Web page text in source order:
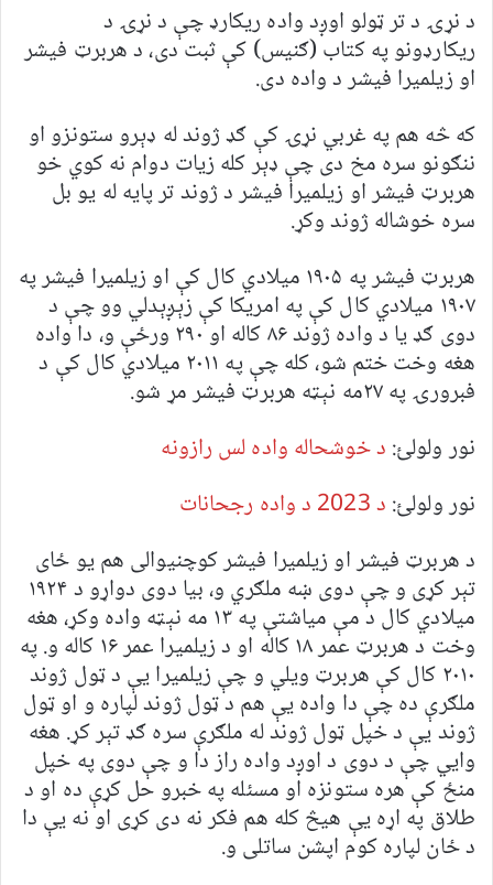
د نړۍ د تر ټولو اوږد واده ريکارډ چې د نړۍ د
ریکارډونو په کتاب (ګنیس) کې ثبت دی، د هربرټ فیشر
او زیلمیرا فیشر د واده دی.
که څه هم په غربي نړۍ کې ګډ ژوند له ډېرو ستونزو او
ننګونو سره مخ دی چې ډېر کله زيات دوام نه کوي خو
هربرټ فيشر او زيلميرا فيشر د ژوند تر پايه له يو بل
سره خوشاله ژوند وکړ.
هربرټ فيشر په ۱۹۰۵ ميلادي کال کې او زیلمیرا فيشر په
۱۹۰۷ ميلادي کال کې په امریکا کې زېږېدلي وو چې د
دوی ګډ یا د واده ژوند ۸۶ کاله او ۲۹۰ ورځې و، دا واده
هغه وخت ختم شو، کله چې په ۲۰۱۱ ميلادي کال کې د
فبرورۍ په ۲۷مه نېټه هربرټ فیشر مړ شو.
نور ولولئ: د خوشحاله واده لس رازونه
نور ولولئ: د 2023 د واده رجحانات
د هربرټ فيشر او زیلمیرا فيشر کوچنیوالی هم یو ځای
تېر کړی و چې دوی ښه ملګري و، بیا دوی دواړو د ۱۹۲۴
ميلادي کال د مې مياشتې په ۱۳ مه نېټه واده وکړ، هغه
وخت د هربرټ عمر ۱۸ کاله او د زیلمیرا عمر ۱۶ کاله و. په
۲۰۱۰ کال کې هربرټ ویلي و چې زیلمیرا یې د ټول ژوند
ملګرې ده چې دا واده یې هم د ټول ژوند لپاره و او ټول
ژوند يې د خپل ټول ژوند له ملګرې سره ګډ تېر کړ. هغه
وايي چې د دوی د اوږد واده راز دا و چې دوی په خپل
منځ کې هره ستونزه او مسئله په خبرو حل کړې ده او د
طلاق په اړه یې هيڅ کله هم فکر نه دی کړی او نه یې دا
د ځان لپاره کوم اپشن ساتلی و.